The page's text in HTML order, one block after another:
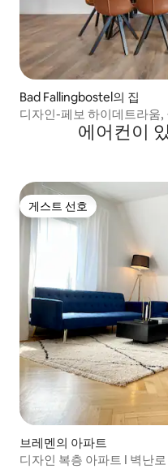
Bad Fallingbostel의 집
디자인-페보 하이데트라움,
에어컨이
게스트 선호
게스트 선호
브레멘의 아파트
디자인 복층 아파트 I 벽난